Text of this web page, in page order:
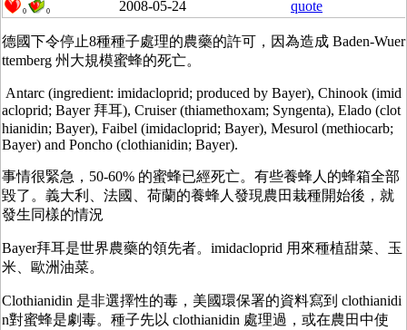
0 0 2008-05-24 quote
德國下令停止8種種子處理的農藥的許可，因為造成 Baden-Wuer
ttemberg 州大規模蜜蜂的死亡。
Antarc (ingredient: imidacloprid; produced by Bayer), Chinook (imid
acloprid; Bayer 拜耳), Cruiser (thiamethoxam; Syngenta), Elado (clot
hianidin; Bayer), Faibel (imidacloprid; Bayer), Mesurol (methiocarb;
Bayer) and Poncho (clothianidin; Bayer).
事情很緊急，50-60% 的蜜蜂已經死亡。有些養蜂人的蜂箱全部
毀了。義大利、法國、荷蘭的養蜂人發現農田栽種開始後，就
發生同樣的情況
Bayer拜耳是世界農藥的領先者。imidacloprid 用來種植甜菜、玉
米、歐洲油菜。
Clothianidin 是非選擇性的毒，美國環保署的資料寫到 clothianidi
n對蜜蜂是劇毒。種子先以 clothianidin 處理過，或在農田中使